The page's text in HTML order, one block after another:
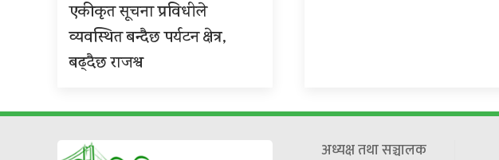
एकीकृत सूचना प्रविधीले
व्यवस्थित बन्दैछ पर्यटन क्षेत्र,
बढ्दैछ राजश्व
अध्यक्ष तथा सञ्चालक